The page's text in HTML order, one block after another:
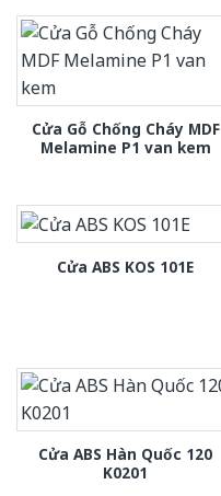
Cửa Gỗ Chống Cháy MDF
Melamine P1 van kem
Cửa ABS KOS 101E
Cửa ABS Hàn Quốc 120
K0201